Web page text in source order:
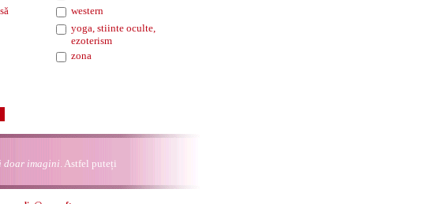
western
yoga, stiinte oculte,
ezoterism
zona
doar imagini. Astfel puteți